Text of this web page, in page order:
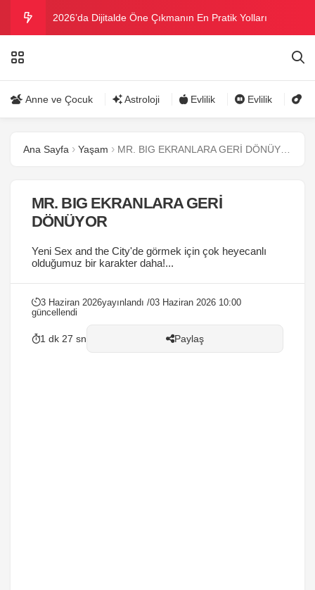
2026’da Dijitalde Öne Çıkmanın En Pratik Yolları
Danla Bilic ile Reynmen Miami’de tatilde
Anne ve Çocuk Astroloji Evlilik Evlilik
Ana Sayfa Yaşam
MR. BIG EKRANLARA GERİ
DÖNÜYOR
Yeni Sex and the City'de görmek için çok heyecanlı
olduğumuz bir karakter daha!...
3 Haziran 2026yayınlandı /03 Haziran 2026 10:00
güncellendi
1 dk 27 sn Paylaş